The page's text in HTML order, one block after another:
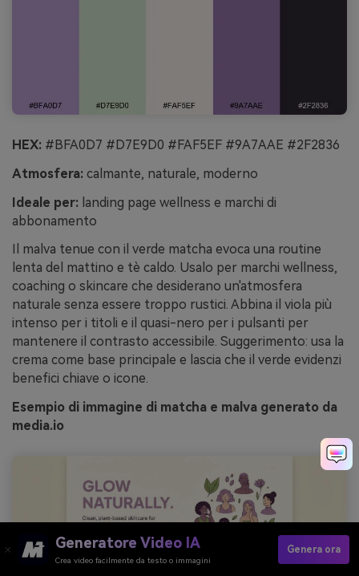
HEX: #BFA0D7 #D7E9D0 #FAF5EF #9A7AAE #2F2836
Atmosfera: calmante, naturale, moderno
Ideale per: landing page wellness e marchi di
abbonamento
Il malva tenue con il verde matcha evoca una routine
lenta del mattino e tè caldo. Usalo per marchi wellness,
coaching o skincare che desiderano un'atmosfera
naturale senza essere troppo rustici. Abbina il viola più
intenso per i titoli e il quasi-nero per i pulsanti per
mantenere il contrasto accessibile. Suggerimento: usa la
crema come base principale e lascia che il verde evidenzi
benefici chiave o icone.
Esempio di immagine di matcha e malva generato da
media.io
Generatore Video IA
Crea video facilmente da testo o immagini
Genera ora